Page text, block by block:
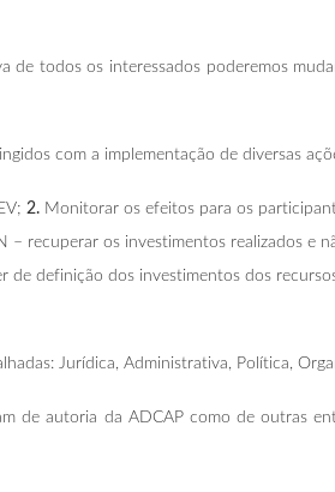
de todos os interessados poderemos
com a implementação de diversas
2. Monitorar os efeitos para os
– recuperar os investimentos realizados e
de definição dos investimentos dos
Jurídica, Administrativa, Política,
de autoria da ADCAP como de outras